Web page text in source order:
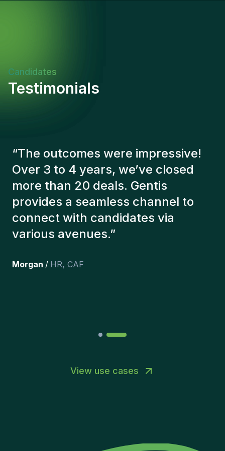
Candidates
Testimonials
“The Gentis consultants have
always taken a number of factors
into account in order to present us
with the right candidates. The
people we've recruited are still
here, and personally I'm very
the team. ”
View use cases